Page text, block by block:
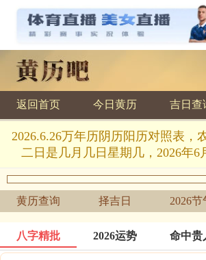
黄历查询
返回首页 今日黄历 吉日查
2026.6.26万年历阴历阳历对照表，
二日是几月几日星期几，2026年6
黄历查询 择吉日 2026节
八字精批 2026运势 命中贵